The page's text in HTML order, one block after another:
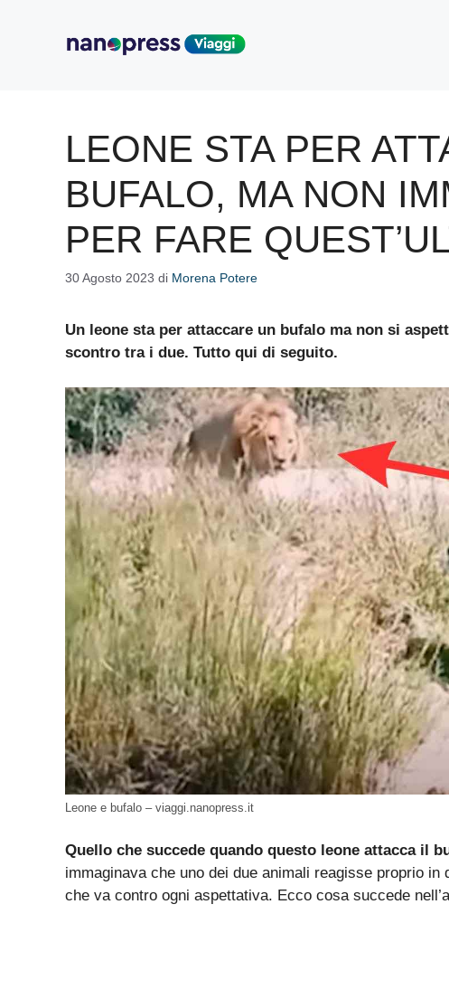
LEONE STA PER
BUFALO, MA NON
PER FARE
30 Agosto 2023 di Morena Potere
Un leone sta per attaccare un bufalo ma non si
scontro tra i due. Tutto qui di seguito.
Leone e bufalo – viaggi.nanopress.it
Quello che succede quando questo leone attacca il
immaginava che uno dei due animali reagisse proprio
che va contro ogni aspettativa. Ecco cosa succede